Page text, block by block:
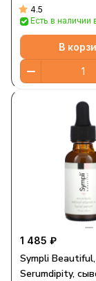
вода, 400 мл
унции)
4.5
Есть в
В
1 485 ₽
Sympli Beautiful,
Serumdipity,